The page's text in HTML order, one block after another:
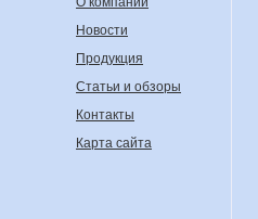
Новости
Продукция
Статьи и обзоры
Контакты
Карта сайта